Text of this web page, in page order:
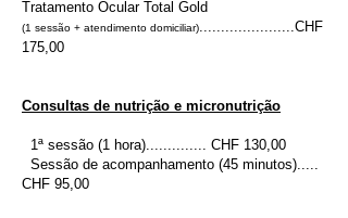
Tratamento Ocular Total Gold
(1 sessão + atendimento domiciliar)......................CHF
175,00
Consultas de nutrição e micronutrição
1ª sessão (1 hora).............. CHF 130,00
Sessão de acompanhamento (45 minutos).....
CHF 95,00